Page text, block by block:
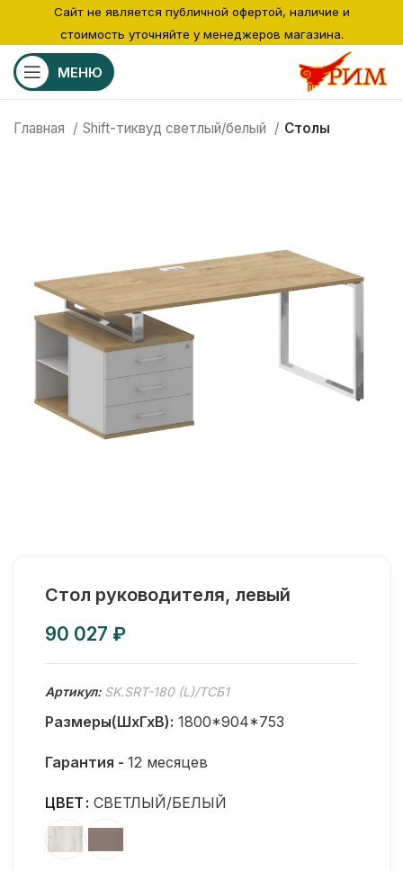
МЕНЮ
Главная Shift-тиквуд светлый/белый Столы
Стол руководителя, левый
₽
Артикул: SK.SRT-180 (L)/ТСБ1
Размеры(ШхГхВ): 1800*904*753
Гарантия - 12 месяцев
ЦВЕТ СВЕТЛЫЙ/БЕЛЫЙ
Сайт не является публичной офертой, наличие и
стоимость уточняйте у менеджеров магазина.